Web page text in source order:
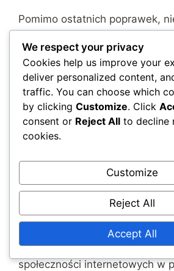
Pomimo ostatnich poprawek,
nadal zgłaszają bieżące
kodów portfelowych.
obejmują kody, które nie są
nawet po ich poprawnym
opóźnienia w otrzymywaniu e-
potwierdzających udane
Wielu użytkowników udało się
doświadczeniami, co
nie są odosobnione. Opinie
podkreślają potrzebę dalszych
systemie realizacji.
Gracze są zachęcani do
społeczności internetowych w
We respect your privacy
Cookies help us improve your
deliver personalized content,
traffic. You can choose which
by clicking Customize. Click
consent or Reject All to decline
cookies.
Customize
Reject All
Accept All